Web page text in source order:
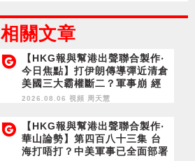
相關文章
【HKG報與幫港出聲聯合製作‧
今日焦點】打伊朗傳導彈近清倉
美國三大霸權斷二？軍事崩 經
濟損
2026.08.06 視頻 周天慧
【HKG報與幫港出聲聯合製作‧
華山論勢】第四百八十三集 台
海打唔打？中美軍事已全面部署